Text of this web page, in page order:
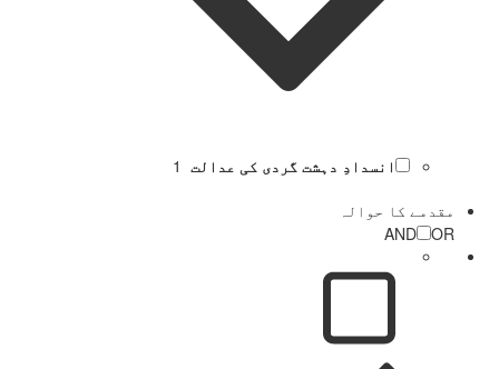
انسدادِ دہشت گردی کی عدالت
1
مقدمے کا حوالہ
AND
OR